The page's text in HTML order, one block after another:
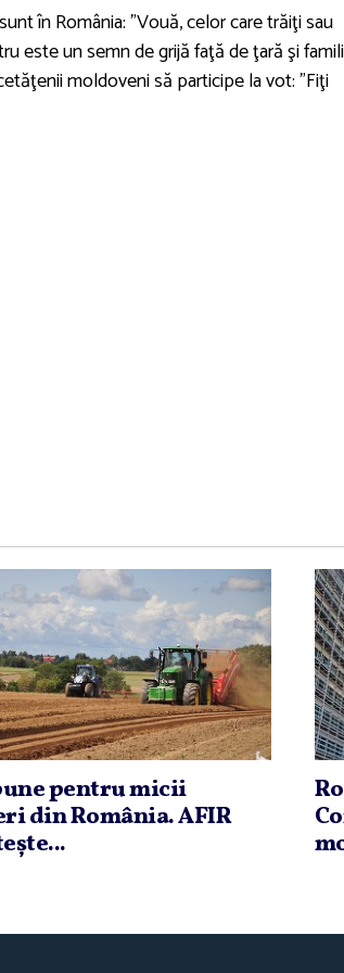
în România: ”Vouă, celor care trăiţi sau
este un semn de grijă faţă de ţară şi
moldoveni să participe la vot: ”Fiţi
pentru micii
din România. AFIR